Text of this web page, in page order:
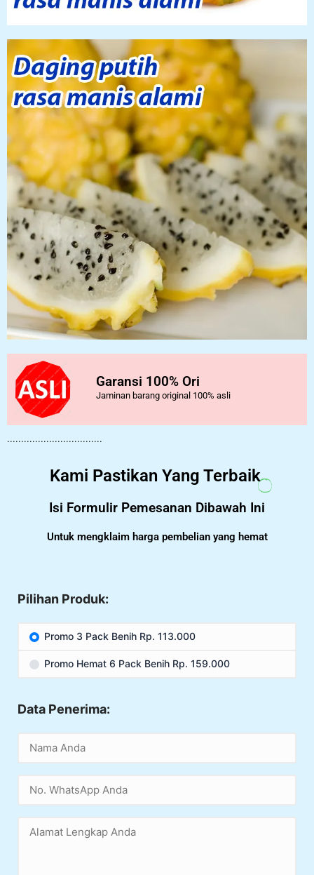
Garansi 100% Ori
Jaminan barang original 100% asli
..................................
Kami Pastikan Yang Terbaik
Isi Formulir Pemesanan Dibawah Ini
Untuk mengklaim harga pembelian yang hemat
Pilihan Produk:
Promo 3 Pack Benih Rp. 113.000
Promo Hemat 6 Pack Benih Rp. 159.000
Data Penerima: